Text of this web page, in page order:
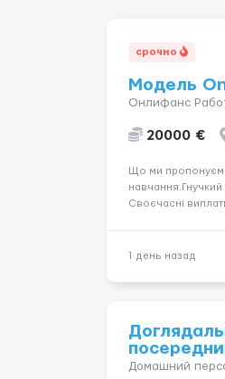
срочно
Модель
Онлифанс
20000 €
Що ми
Своєчасні
зацікавила
зв’яжемося ...
1 день назад
Домашний